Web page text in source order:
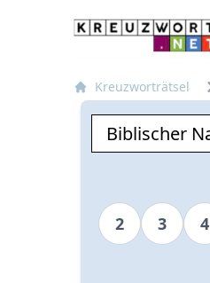
Kreuzworträtsel
2
3 4